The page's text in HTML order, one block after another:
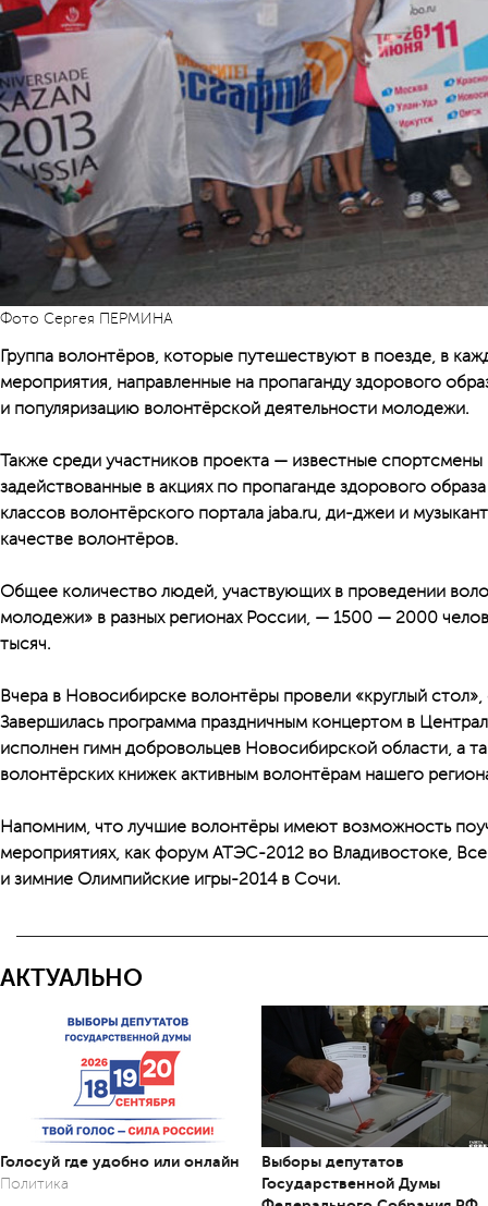
Фото Сергея ПЕРМИНА
Группа волонтёров, которые путешествуют в поезде, в
мероприятия, направленные на пропаганду здорового
и популяризацию волонтёрской деятельности молодежи.
Также среди участников проекта — известные спортсмены
задействованные в акциях по пропаганде здорового
классов волонтёрского портала jaba.ru, ди-джеи и
качестве волонтёров.
Общее количество людей, участвующих в проведении
молодежи» в разных регионах России, — 1500 — 2000
тысяч.
Вчера в Новосибирске волонтёры провели «круглый
Завершилась программа праздничным концертом в
исполнен гимн добровольцев Новосибирской области, а
волонтёрских книжек активным волонтёрам нашего
Напомним, что лучшие волонтёры имеют возможность
мероприятиях, как форум АТЭС-2012 во Владивостоке,
и зимние Олимпийские игры-2014 в Сочи.
АКТУАЛЬНО
Голосуй где удобно или онлайн
Политика
Выборы депутатов
Государственной Думы